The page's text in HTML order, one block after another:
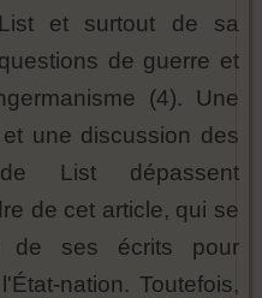
et surtout de sa
de guerre et
(4). Une
une discussion des
List dépassent
de cet article, qui se
de ses écrits pour
nation. Toutefois,